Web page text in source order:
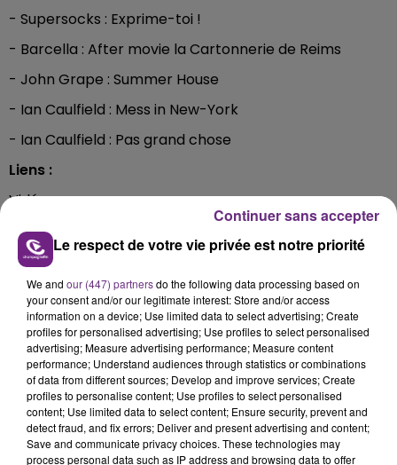
- Supersocks : Exprime-toi !
- Barcella : After movie la Cartonnerie de Reims
- John Grape : Summer House
- Ian Caulfield : Mess in New-York
- Ian Caulfield : Pas grand chose
Liens :
Vidéo promo
https://www.facebook.com/
Facebook :https://www.facebook.com/
Instagram :https://www.instagram.com/ian.caulfield/?
hl=fr
Youtube
https://www.youtube.com/channel/
Twitter :https://twitter.com/iamiancaulfield
FIL D'ACTUS
Le respect de votre vie privée est notre priorité
We and our (447) partnersdo the following data processing based on
your consent and/or our legitimate interest: Store and/or access
information on a device; Use limited data to select advertising; Create
profiles for personalised advertising; Use profiles to select personalised
advertising; Measure advertising performance; Measure content
performance; Understand audiences through statistics or combinations
of data from different sources; Develop and improve services; Create
profiles to personalise content; Use profiles to select personalised
content; Use limited data to select content; Ensure security, prevent and
detect fraud, and fix errors; Deliver and present advertising and content;
Save and communicate privacy choices. These technologies may
process personal data such as IP address and browsing data to offer
Continuer sans accepter